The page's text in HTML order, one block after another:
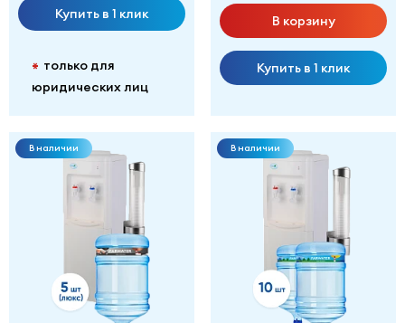
Купить в 1 клик
* только для
юридических лиц
В корзину
Купить в 1 клик
В наличии В наличии